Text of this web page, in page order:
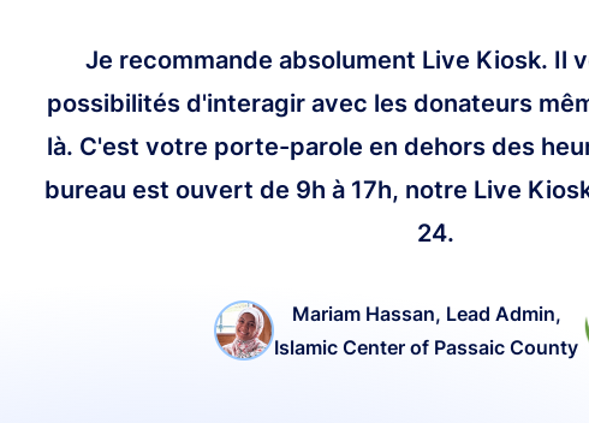
Je recommande absolument Live Kiosk. Il
possibilités d'interagir avec les donateurs
là. C'est votre porte-parole en dehors des
bureau est ouvert de 9h à 17h, notre Live
24.
Mariam Hassan, Lead Admin,
Islamic Center of Passaic County